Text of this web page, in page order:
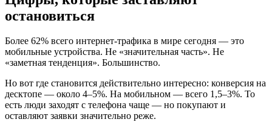
остановиться
Более 62% всего интернет-трафика в мире сегодня — это
мобильные устройства. Не «значительная часть». Не
«заметная тенденция». Большинство.
Но вот где становится действительно интересно: конверсия на
десктопе — около 4–5%. На мобильном — всего 1,5–3%. То
есть люди заходят с телефона чаще — но покупают и
оставляют заявки значительно реже.